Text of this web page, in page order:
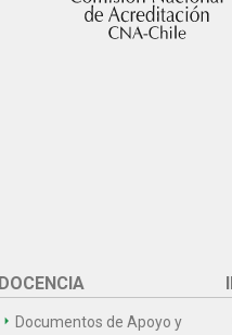
DOCENCIA
Documentos de Apoyo y